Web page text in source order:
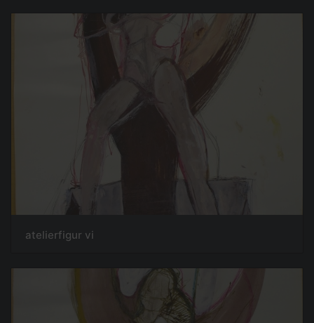
atelierfigur vi